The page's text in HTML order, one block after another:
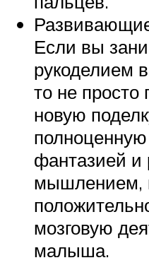
Если вы
рукоделием
то не просто
новую
фантазией и
мышлением,
мозговую
малыша.